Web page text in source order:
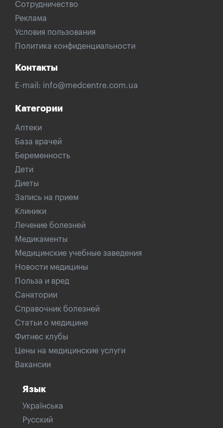
Сотрудничество
Реклама
Условия пользования
Политика конфиденциальности
Контакты
E-mail: info@medcentre.com.ua
Категории
Аптеки
База врачей
Беременность
Дети
Диеты
Запись на прием
Клиники
Лечение болезней
Медикаменты
Медицинские учебные заведения
Новости медицины
Польза и вред
Санатории
Справочник болезней
Статьи о медицине
Фитнес клубы
Цены на медицинские услуги
Вакансии
Язык
Українська
Русский